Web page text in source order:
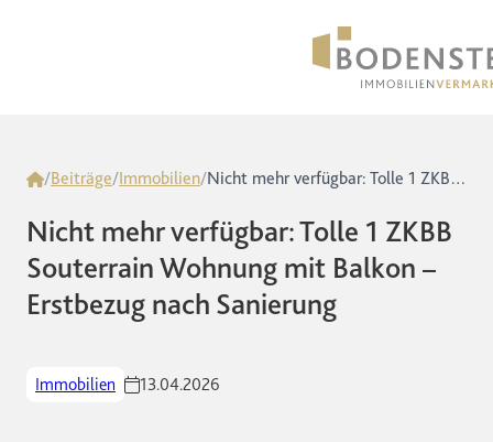
Home
/Beiträge/Immobilien/ Nicht mehr verfügbar: Tolle 1 ZKBB Souterrain Wohnung mit Balkon – Erstbezug nach Sanierung
Nicht mehr verfügbar: Tolle 1 ZKBB
Souterrain Wohnung mit Balkon –
Erstbezug nach Sanierung
Immobilien 13.04.2026